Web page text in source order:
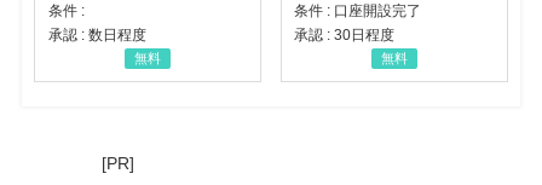
条件 :
承認 : 数日程度
無料
条件 : 口座開設完了
承認 : 30日程度
無料
[PR]